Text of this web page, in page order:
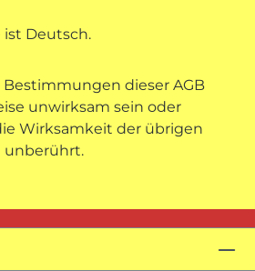
ist Deutsch.
Bestimmungen dieser AGB
unwirksam sein oder
Wirksamkeit der übrigen
unberührt.